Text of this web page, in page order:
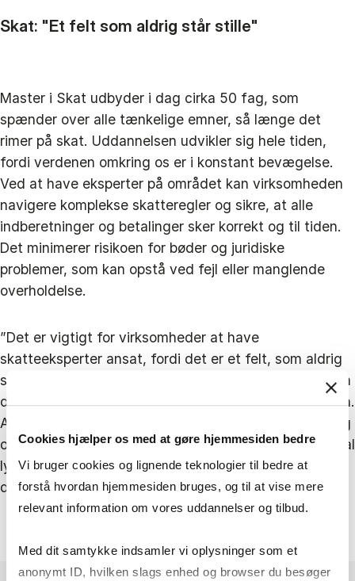
Cookies hjælper os med at gøre hjemmesiden bedre
Vi bruger cookies og lignende teknologier til bedre at
forstå hvordan hjemmesiden bruges, og til at vise mere
relevant information om vores uddannelser og tilbud.
Med dit samtykke indsamler vi oplysninger som et
anonymt ID, hvilken slags enhed og browser du besøger
Skat: "Et felt som aldrig står stille"
Master i Skat udbyder i dag cirka 50 fag, som
spænder over alle tænkelige emner, så længe det
rimer på skat. Uddannelsen udvikler sig hele tiden,
fordi verdenen omkring os er i konstant bevægelse.
Ved at have eksperter på området kan virksomheden
navigere komplekse skatteregler og sikre, at alle
indberetninger og betalinger sker korrekt og til tiden.
Det minimerer risikoen for bøder og juridiske
problemer, som kan opstå ved fejl eller manglende
overholdelse.
”Det er vigtigt for virksomheder at have
skatteeksperter ansat, fordi det er et felt, som aldrig
står stille. Lovgivningen er altid i bevægelse. Det, som
du er ekspert i i dag, er du ikke nødvendigvis i morgen.
Arbejder du med skat, skal du hele tiden lære nye ting
og holde dig selv opdateret. Så hvis virksomheder skal
lykkedes i at efterleve de gældende regler, kræver
det, at de har medarbejdere, som følger udviklingen.”